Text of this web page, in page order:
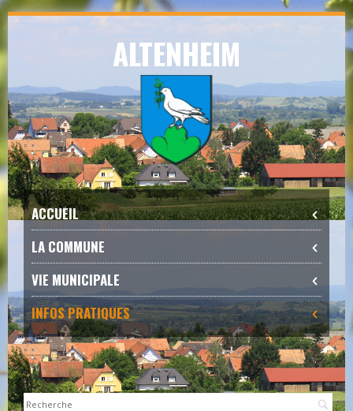
Skip
Skip
to
content
ALTENHEIM
ACCUEIL
LA COMMUNE
VIE MUNICIPALE
INFOS PRATIQUES